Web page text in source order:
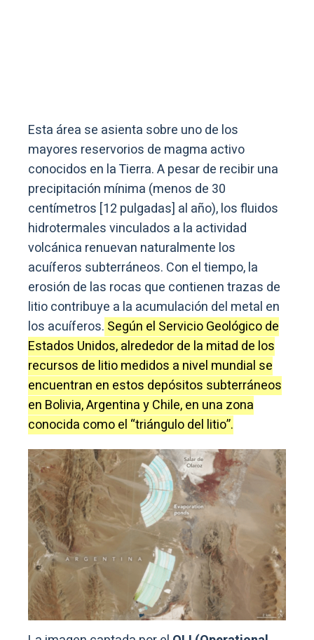
Esta área se asienta sobre uno de los
mayores reservorios de magma activo
conocidos en la Tierra. A pesar de recibir una
precipitación mínima (menos de 30
centímetros [12 pulgadas] al año), los fluidos
hidrotermales vinculados a la actividad
volcánica renuevan naturalmente los
acuíferos subterráneos. Con el tiempo, la
erosión de las rocas que contienen trazas de
litio contribuye a la acumulación del metal en
los acuíferos. Según el Servicio Geológico de
Estados Unidos, alrededor de la mitad de los
recursos de litio medidos a nivel mundial se
encuentran en estos depósitos subterráneos
en Bolivia, Argentina y Chile, en una zona
conocida como el “triángulo del litio”.